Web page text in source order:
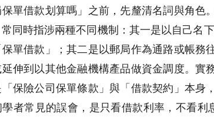
單借款划算嗎」之前，先釐清名詞與角色
同時指涉兩種不同機制：其一是以自己名
單借款」；其二是以郵局作為通路或帳務
伸到以其他金融機構產品做資金調度。實
保險公司保單條款」與「借款契約」本身
者常見的誤會，是只看借款利率，不看